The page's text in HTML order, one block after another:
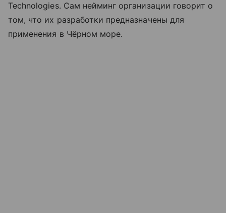
Technologies. Сам нейминг организации говорит о
том, что их разработки предназначены для
применения в Чёрном море.